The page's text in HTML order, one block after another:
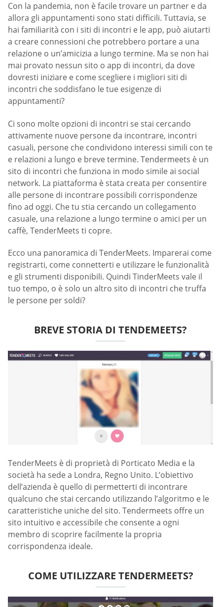
Con la pandemia, non è facile trovare un partner e da
allora gli appuntamenti sono stati difficili. Tuttavia, se
hai familiarità con i siti di incontri e le app, può aiutarti
a creare connessioni che potrebbero portare a una
relazione o un’amicizia a lungo termine. Ma se non hai
mai provato nessun sito o app di incontri, da dove
dovresti iniziare e come scegliere i migliori siti di
incontri che soddisfano le tue esigenze di
appuntamenti?
Ci sono molte opzioni di incontri se stai cercando
attivamente nuove persone da incontrare, incontri
casuali, persone che condividono interessi simili con te
e relazioni a lungo e breve termine. Tendermeets è un
sito di incontri che funziona in modo simile ai social
network. La piattaforma è stata creata per consentire
alle persone di incontrare possibili corrispondenze
fino ad oggi. Che tu stia cercando un collegamento
casuale, una relazione a lungo termine o amici per un
caffè, TenderMeets ti copre.
Ecco una panoramica di TenderMeets. Imparerai come
registrarti, come connetterti e utilizzare le funzionalità
e gli strumenti disponibili. Quindi TinderMeets vale il
tuo tempo, o è solo un altro sito di incontri che truffa
le persone per soldi?
BREVE STORIA DI TENDEMEETS?
TenderMeets è di proprietà di Porticato Media e la
società ha sede a Londra, Regno Unito. L’obiettivo
dell’azienda è quello di permetterti di incontrare
qualcuno che stai cercando utilizzando l’algoritmo e le
caratteristiche uniche del sito. Tendermeets offre un
sito intuitivo e accessibile che consente a ogni
membro di scoprire facilmente la propria
corrispondenza ideale.
COME UTILIZZARE TENDERMEETS?